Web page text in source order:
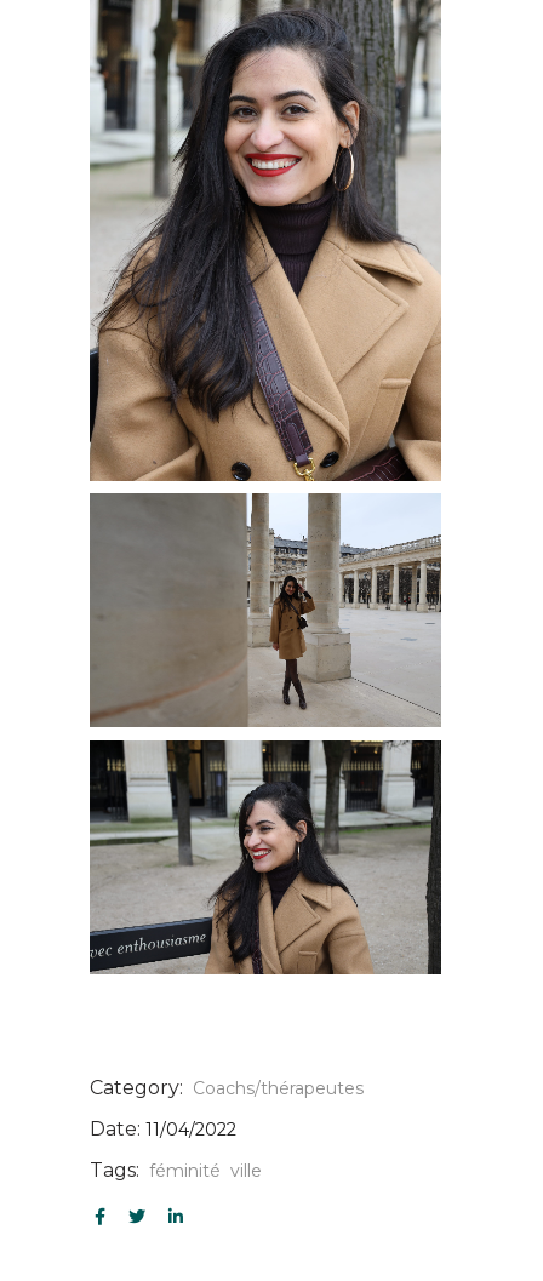
Category: Coachs/thérapeutes
Date: 11/04/2022
Tags: féminité ville